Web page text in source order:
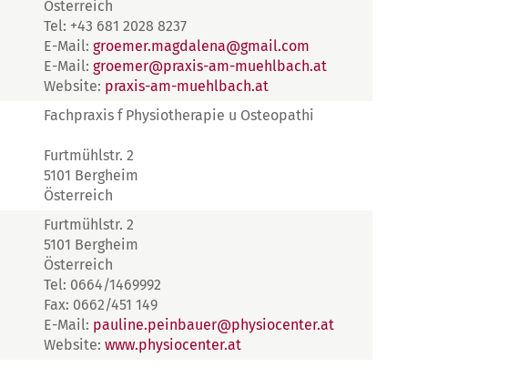
Österreich
Tel: +43 681 2028 8237
E-Mail: groemer.magdalena@gmail.com
E-Mail: groemer@praxis-am-muehlbach.at
Website: praxis-am-muehlbach.at
Fachpraxis f Physiotherapie u Osteopathi
Furtmühlstr. 2
5101 Bergheim
Österreich
Furtmühlstr. 2
5101 Bergheim
Österreich
Tel: 0664/1469992
Fax: 0662/451 149
E-Mail: pauline.peinbauer@physiocenter.at
Website: www.physiocenter.at